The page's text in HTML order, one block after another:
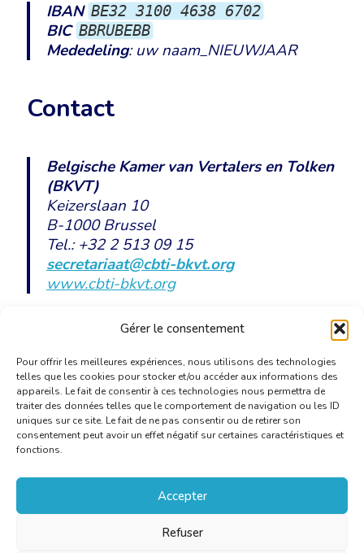
Gérer le consentement
Pour offrir les meilleures expériences, nous utilisons des technologies
telles que les cookies pour stocker et/ou accéder aux informations des
appareils. Le fait de consentir à ces technologies nous permettra de
traiter des données telles que le comportement de navigation ou les ID
uniques sur ce site. Le fait de ne pas consentir ou de retirer son
consentement peut avoir un effet négatif sur certaines caractéristiques et
fonctions.
Accepter
Refuser
IBAN BE32 3100 4638 6702
BIC BBRUBEBB
Mededeling: uw naam_NIEUWJAAR
Contact
Belgische Kamer van Vertalers en Tolken
(BKVT)
Keizerslaan 10
B-1000 Brussel
Tel.: +32 2 513 09 15
secretariaat@cbti-bkvt.org
www.cbti-bkvt.org
Download de uitnodiginghier.